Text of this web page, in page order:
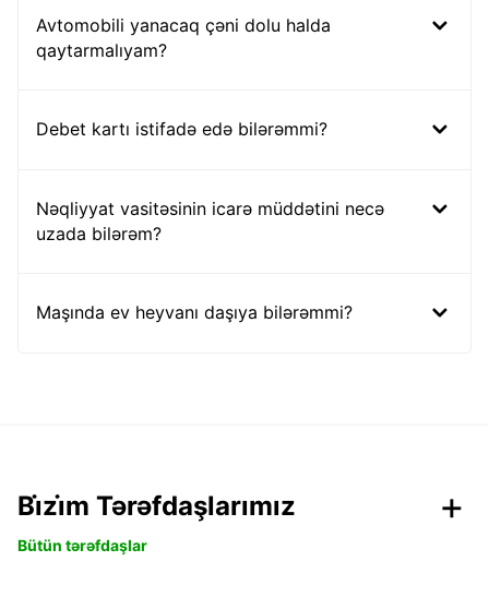
Avtomobili yanacaq çəni dolu halda
qaytarmalıyam?
Debet kartı istifadə edə bilərəmmi?
Nəqliyyat vasitəsinin icarə müddətini necə
uzada bilərəm?
Maşında ev heyvanı daşıya bilərəmmi?
Bi̇zi̇m Tərəfdaşlarımız
Bütün tərəfdaşlar